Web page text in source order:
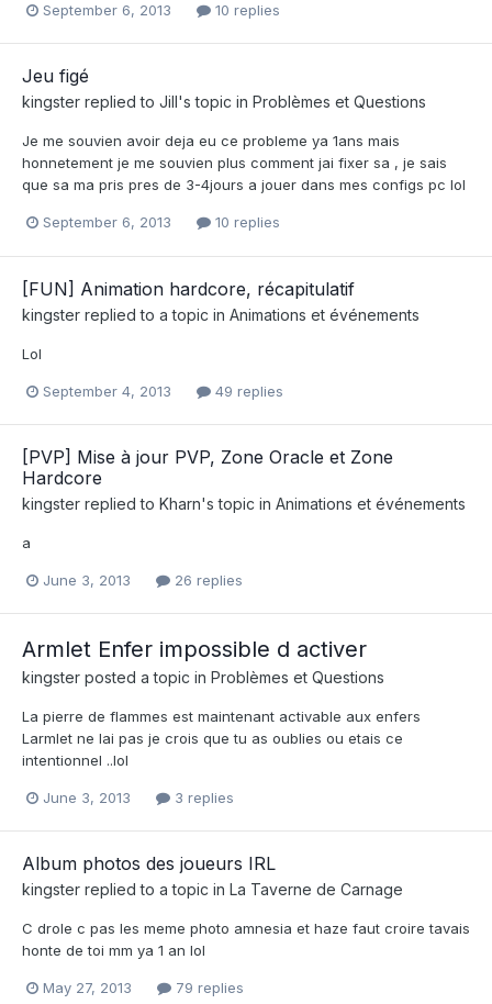
September 6, 2013 10 replies
Jeu figé
kingster replied to Jill's topic in Problèmes et Questions
Je me souvien avoir deja eu ce probleme ya 1ans mais
honnetement je me souvien plus comment jai fixer sa , je sais
que sa ma pris pres de 3-4jours a jouer dans mes configs pc lol
September 6, 2013 10 replies
[FUN] Animation hardcore, récapitulatif
kingster replied to a topic in Animations et événements
Lol
September 4, 2013 49 replies
[PVP] Mise à jour PVP, Zone Oracle et Zone
Hardcore
kingster replied to Kharn's topic in Animations et événements
a
June 3, 2013 26 replies
Armlet Enfer impossible d activer
kingster posted a topic in Problèmes et Questions
La pierre de flammes est maintenant activable aux enfers
Larmlet ne lai pas je crois que tu as oublies ou etais ce
intentionnel ..lol
June 3, 2013 3 replies
Album photos des joueurs IRL
kingster replied to a topic in La Taverne de Carnage
C drole c pas les meme photo amnesia et haze faut croire tavais
honte de toi mm ya 1 an lol
May 27, 2013 79 replies